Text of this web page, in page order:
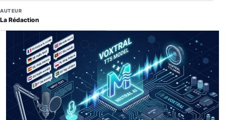
AUTEUR
La Rédaction